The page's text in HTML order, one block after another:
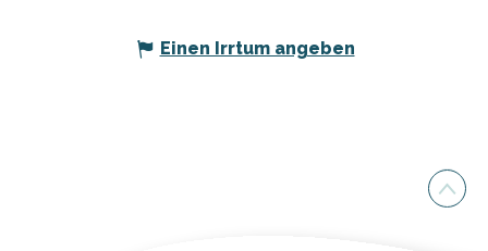
Einen Irrtum angeben